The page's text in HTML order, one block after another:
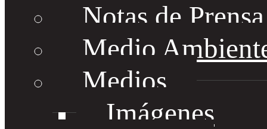
Notas de
Medio
Medios
Imágenes